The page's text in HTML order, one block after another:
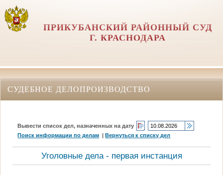
ПРИКУБАНСКИЙ РАЙОННЫЙ СУД
Г. КРАСНОДАРА
СУДЕБНОЕ ДЕЛОПРОИЗВОДСТВО
Вывести список дел, назначенных на дату
Поиск информации по делам |Вернуться к списку дел
Уголовные дела - первая инстанция